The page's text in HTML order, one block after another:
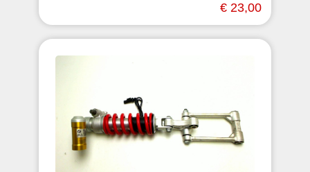
€ 23,00